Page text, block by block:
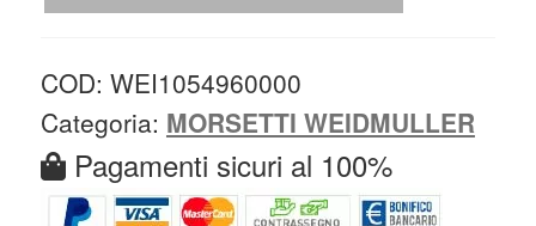
COD: WEI1054960000
Categoria: MORSETTI WEIDMULLER
Pagamenti sicuri al 100%